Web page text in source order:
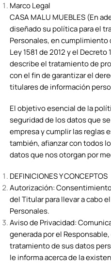
Marco Legal
CASA MALU MUEBLES (En
diseñado su política para el
Personales, en
Ley 1581 de 2012 y el Decreto
describe el tratamiento de
con el fin de garantizar el
titulares de información
El objetivo esencial de la
seguridad de los datos que
empresa y cumplir las reglas
también, afianzar con todos
datos que nos otorgan por
DEFINICIONES Y CONCEPTOS
Autorización:
del Titular para llevar a cabo
Personales.
Aviso de Privacidad:
generada por el
tratamiento de sus datos
le informa acerca de la